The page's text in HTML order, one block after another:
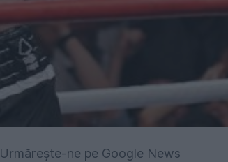
Urmărește-ne pe Google News